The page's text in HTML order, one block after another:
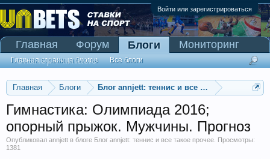
Войти или зарегистрироваться
Главная Блоги Блог annjett: теннис и все такое прочее
Гимнастика: Олимпиада 2016;
опорный прыжок. Мужчины. Прогноз
Опубликовал annjett в блоге Блог annjett: теннис и все такое прочее . Просмотры:
1381
Главная Форум Блоги
Главная страница блогов Все блоги
Мониторинг
Сканер Pinnacle